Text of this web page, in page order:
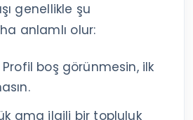
genellikle şu
anlamlı olur:
Profil boş görünmesin, ilk
ama ilgili bir topluluk